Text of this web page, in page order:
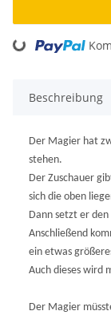
Loading...
Beschreibung
Der Magier hat
stehen.
Der Zuschauer
sich die oben
Dann setzt er
Anschließend
ein etwas
Auch dieses wird
Der Magier